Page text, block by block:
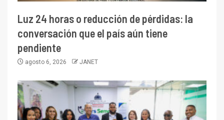
Luz 24 horas o reducción de pérdidas: la
conversación que el país aún tiene
pendiente
agosto 6, 2026 JANET